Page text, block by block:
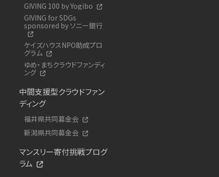
GIVING 100 by Yogibo
GIVING for SDGs
sponsored by ソニー銀行
ケイズハウスNPO助成プロ
グラム
ゆめ・まちクラウドファンディ
ング
中間支援型クラウドファン
ディング
福井県共同募金会
新潟県共同募金会
マンスリー寄付挑戦プログ
ラム